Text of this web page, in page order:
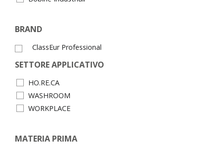
BRAND
ClassEur Professional
SETTORE APPLICATIVO
HO.RE.CA
WASHROOM
WORKPLACE
MATERIA PRIMA